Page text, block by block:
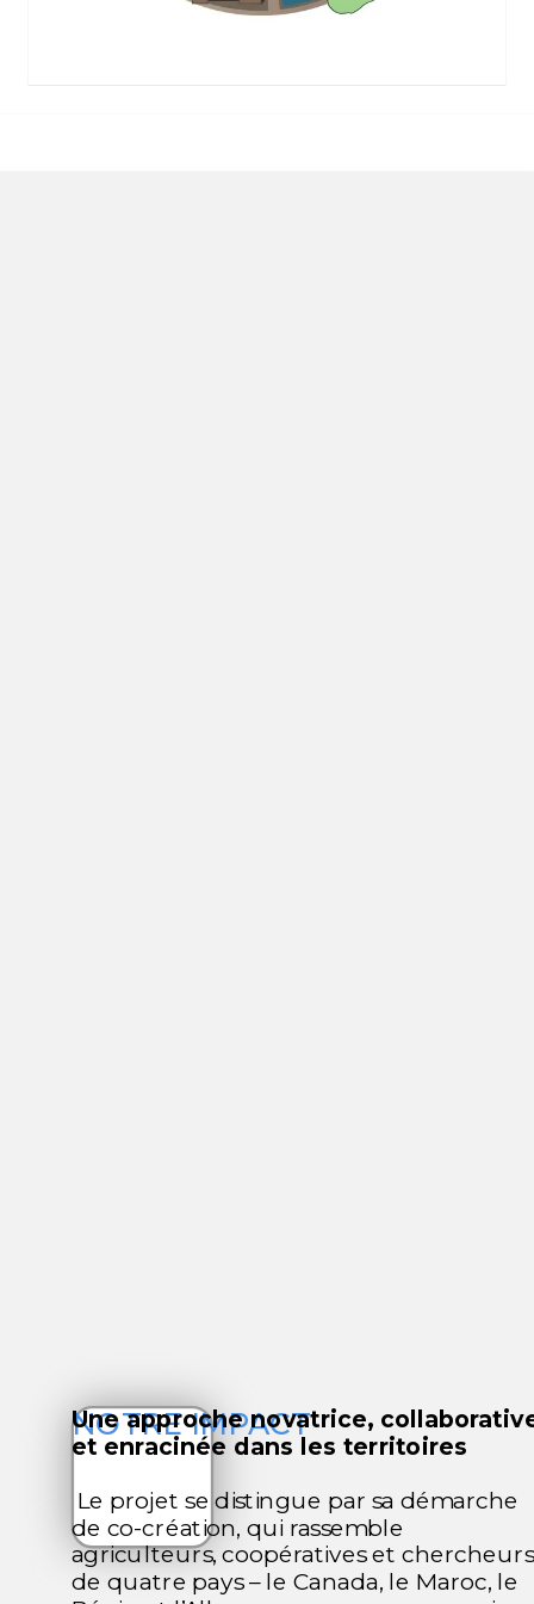
NOTRE IMPACT
Une approche novatrice,
et enracinée dans les territoires
Le projet se distingue par sa démarche
de co-création, qui rassemble
agriculteurs, coopératives et chercheurs
de quatre pays – le Canada, le Maroc, le